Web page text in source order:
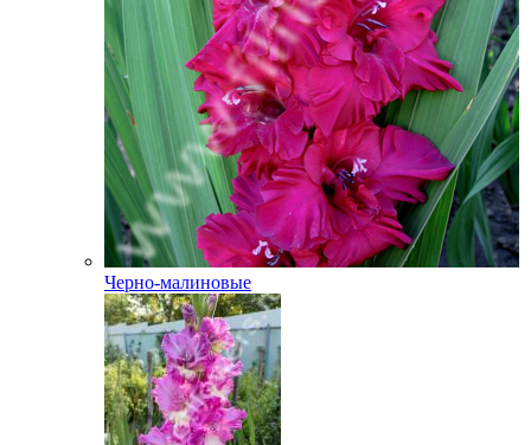
Черно-малиновые